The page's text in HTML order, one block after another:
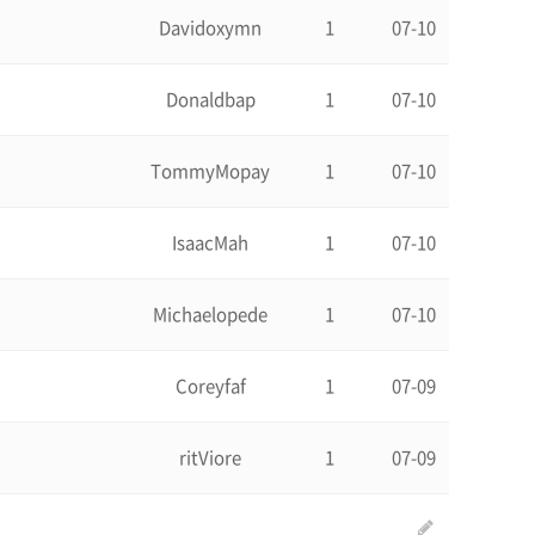
Davidoxymn 1 07-10
Donaldbap 1 07-10
TommyMopay 1 07-10
IsaacMah 1 07-10
Michaelopede 1 07-10
Coreyfaf 1 07-09
ritViore 1 07-09